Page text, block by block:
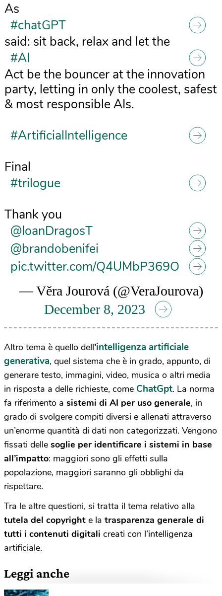
As
#chatGPT
said: sit back, relax and let the
#AI
Act be the bouncer at the innovation
party, letting in only the coolest, safest
& most responsible AIs.
#ArtificialIntelligence
Final
#trilogue
Thank you
@IoanDragosT
@brandobenifei
pic.twitter.com/Q4UMbP369O
— Věra Jourová (@VeraJourova)
December 8, 2023
Altro tema è quello dell’intelligenza artificiale
generativa, quel sistema che è in grado, appunto, di
generare testo, immagini, video, musica o altri media
in risposta a delle richieste, come ChatGpt. La norma
fa riferimento a sistemi di AI per uso generale, in
grado di svolgere compiti diversi e allenati attraverso
un’enorme quantità di dati non categorizzati. Vengono
fissati delle soglie per identificare i sistemi in base
all’impatto: maggiori sono gli effetti sulla
popolazione, maggiori saranno gli obblighi da
rispettare.
Tra le altre questioni, si tratta il tema relativo alla
tutela del copyright e la trasparenza generale di
tutti i contenuti digitali creati con l’intelligenza
artificiale.
Leggi anche